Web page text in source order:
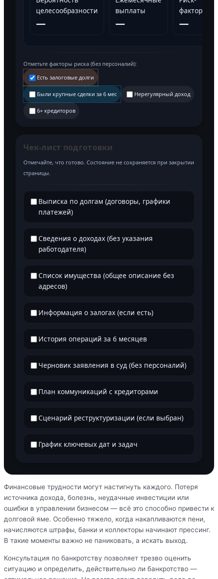
целесообразности
—
выплаты
—
факторы
—
Отметьте факторы риска (без персоналий):
Есть залоговые долги
Были крупные сделки за 6 мес Нерегулярный доход
6+ кредиторов
Чек-лист подготовки
Отмечайте, что готово. Состояние не сохраняется при закрытии
страницы.
Выписка по долгам (договоры, графики
платежей)
Сведения о доходах (без указания
работодателя)
Список имущества (общее описание без
адресов)
Информация о залогах (если есть)
История операций за 6 месяцев
Черновик заявления в суд (без персоналий)
План коммуникаций с кредиторами
Сценарий реструктуризации (если выбран)
График ключевых дат и задач
Финансовые трудности могут настигнуть каждого. Потеря
источника дохода, болезнь, неудачные инвестиции или
ошибки в управлении бизнесом — всё это способно привести к
долговой яме. Особенно тяжело, когда накапливаются пени,
начисляются штрафы, банки и коллекторы начинают прессинг.
В такие моменты важно не паниковать, а искать выход.
Консультация по банкротству позволяет трезво оценить
ситуацию и определить, действительно ли банкротство —